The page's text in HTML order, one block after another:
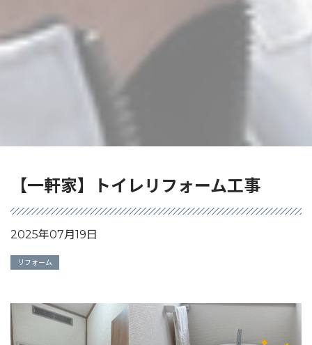
【一軒家】トイレリフォーム工事
2025年07月19日
リフォーム